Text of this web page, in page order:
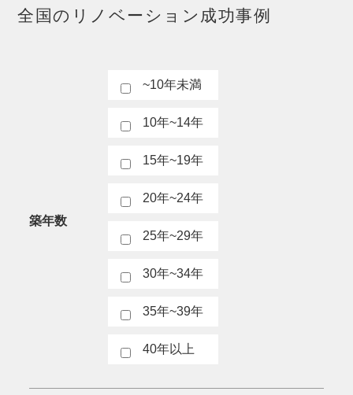
全国のリノベーション成功事例
築年数
~10年未満
10年~14年
15年~19年
20年~24年
25年~29年
30年~34年
35年~39年
40年以上